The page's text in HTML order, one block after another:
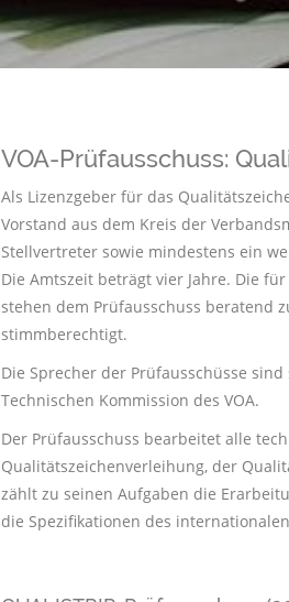
VOA-Prüfausschuss:
Als Lizenzgeber für das
Vorstand aus dem Kreis der
Stellvertreter sowie mindestens ein
Die Amtszeit beträgt vier Jahre. Die
stehen dem Prüfausschuss beratend
stimmberechtigt.
Die Sprecher der Prüfausschüsse
Technischen Kommission des VOA.
Der Prüfausschuss bearbeitet alle
Qualitätszeichenverleihung, der
zählt zu seinen Aufgaben die
die Spezifikationen des